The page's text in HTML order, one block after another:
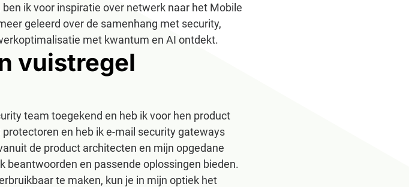
ik voor inspiratie over netwerk naar het Mobile
geleerd over de samenhang met security,
met kwantum en AI ontdekt.
vuistregel
team toegekend en heb ik voor hen product
en heb ik e-mail security gateways
de product architecten en mijn opgedane
beantwoorden en passende oplossingen bieden.
te maken, kun je in mijn optiek het